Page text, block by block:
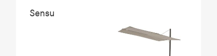
Sensu